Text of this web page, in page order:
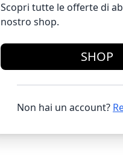
Scopri tutte le offerte di
nostro shop.
SHOP
Non hai un account?